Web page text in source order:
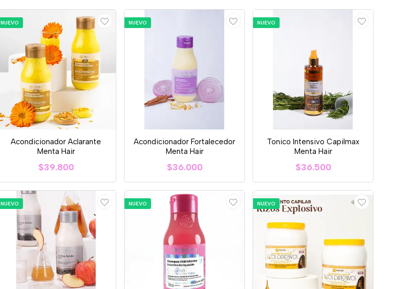
NUEVO
Acondicionador Aclarante
Menta Hair
$39.800
NUEVO
Acondicionador Fortalecedor
Menta Hair
$36.000
NUEVO
Tonico Intensivo Capilmax
Menta Hair
$36.500
NUEVO NUEVO NUEVO